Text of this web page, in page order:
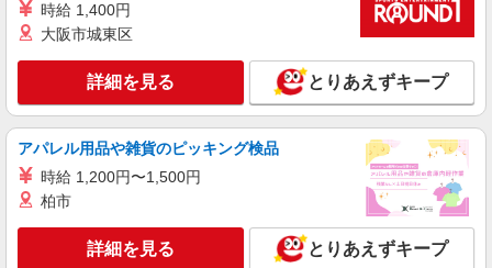
時給1500円〜 ※残業代支給 ★交通費別途支給
+゜ 入社祝い金10万円支給(規定有) お友達を紹介
頂くと, インセンティブ支給(規定有) ★月2回払
い・週払い可能（規程有）★ ゜・。○。・゜
+゜・。○。・゜+゜
兵庫県西宮市のdocomoショップ
キープ 詳細を見る
株式会社シエロ
【Y!mobile】の携帯販売スタッフ
時給1400円〜 ※残業代支給 ★交通費別途支給
（規定あり） ゜+゜・。○。・゜+゜・。○。・゜
時給 1,400円
大阪市城東区
詳細を見る とりあえずキープ
アパレル用品や雑貨のピッキング検品
時給 1,200円〜1,500円
柏市
詳細を見る とりあえずキープ